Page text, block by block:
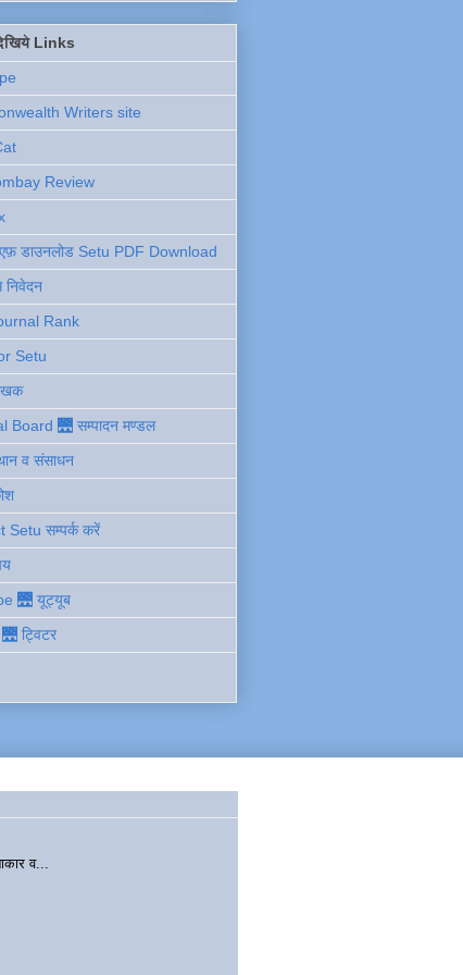
Links
Writers site
Review
डाउनलोड Setu PDF Download
Rank
Setu
Board 🌉 सम्पादन मण्डल
व संसाधन
Setu सम्पर्क करें
🌉 यूट्यूब
ट्विटर
व...